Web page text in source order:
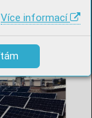
Více informací